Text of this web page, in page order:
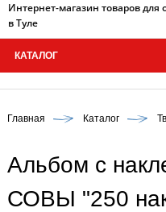
Интернет-магазин товаров для
в Туле
КАТАЛОГ
Главная Каталог
Альбом с
СОВЫ "250